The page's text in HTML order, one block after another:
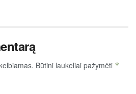
Būtini laukeliai pažymėti *